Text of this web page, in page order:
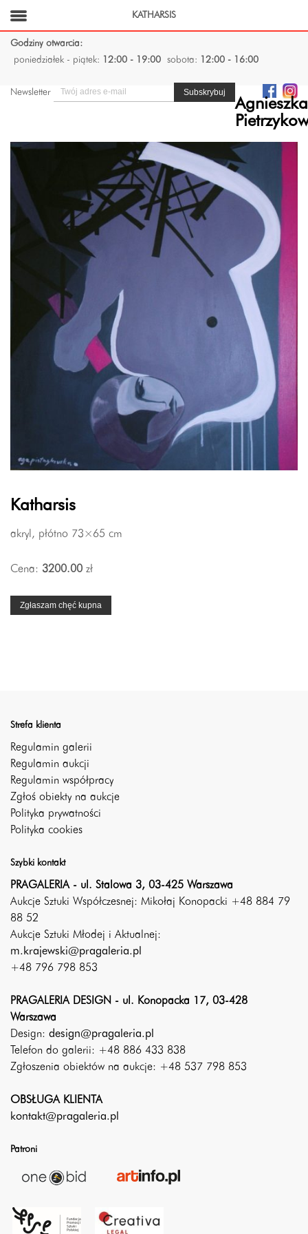
Godziny otwarcia:
poniedziałek - piątek:
12:00 - 19:00 sobota: 12:00 - 16:00
Newsletter
Agnieszka
Katharsis
akryl, płótno 73×65 cm
Cena: 3200.00 zł
Zgłaszam chęć kupna
Strefa klienta
Regulamin galerii
Regulamin aukcji
Regulamin współpracy
Zgłoś obiekty na aukcje
Polityka prywatności
Polityka cookies
Szybki kontakt
PRAGALERIA - ul. Stalowa 3, 03-425 Warszawa
Aukcje Sztuki Współczesnej: Mikołaj Konopacki +48 884 79
88 52
Aukcje Sztuki Młodej i Aktualnej:
m.krajewski@pragaleria.pl
+48 796 798 853
PRAGALERIA DESIGN - ul. Konopacka 17, 03-428
Warszawa
Design: design@pragaleria.pl
Telefon do galerii: +48 886 433 838
Zgłoszenia obiektów na aukcje: +48 537 798 853
OBSŁUGA KLIENTA
kontakt@pragaleria.pl
Patroni
KATHARSIS